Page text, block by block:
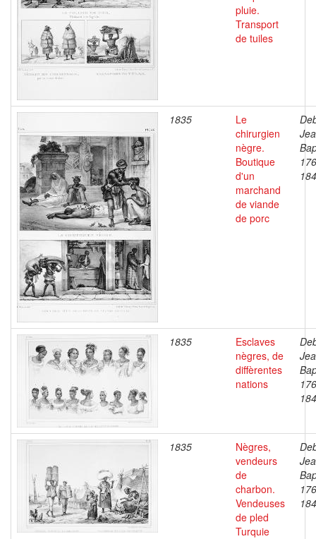
pluie.
Transport
de tuiles
1835
Le
chirurgien
nègre.
Boutique
d'un
marchand
de viande
de porc
1835
Esclaves
nègres, de
diffèrentes
nations
1835
Nègres,
vendeurs
de
charbon.
Vendeuses
de pled
Turquie